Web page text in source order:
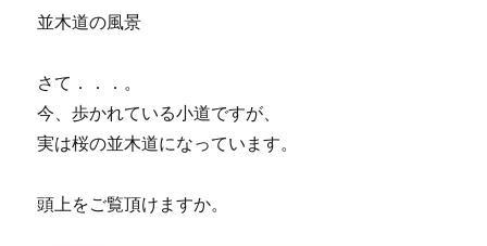
並木道の風景
さて．．．。
今、歩かれている小道ですが、
実は桜の並木道になっています。
頭上をご覧頂けますか。